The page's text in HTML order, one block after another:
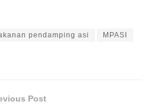
pendamping asi MPASI
Post